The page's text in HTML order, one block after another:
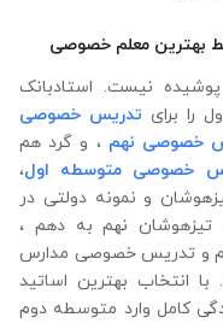
بهترین معلم خصوصی
نیست. استادبانک
را برای تدریس خصوصی
خصوصی نهم، و گرد هم
خصوصی متوسطه اول،
و نمونه دولتی در
نهم به دهم ،
و تدریس خصوصی مدارس
با انتخاب بهترین اساتید
کامل وارد متوسطه دوم